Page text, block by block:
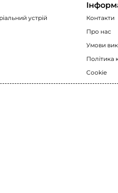
устрій
Контакти
Про нас
Умови
Політика
Cookie